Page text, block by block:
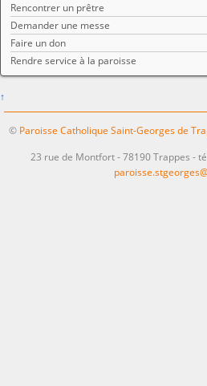
Rencontrer un prêtre
Demander une messe
Faire un don
Rendre service à la paroisse
↑
© Paroisse Catholique Saint-Georges de
23 rue de Montfort - 78190 Trappes -